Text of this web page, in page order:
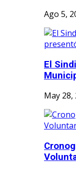
Ago 5,
El
May 28,